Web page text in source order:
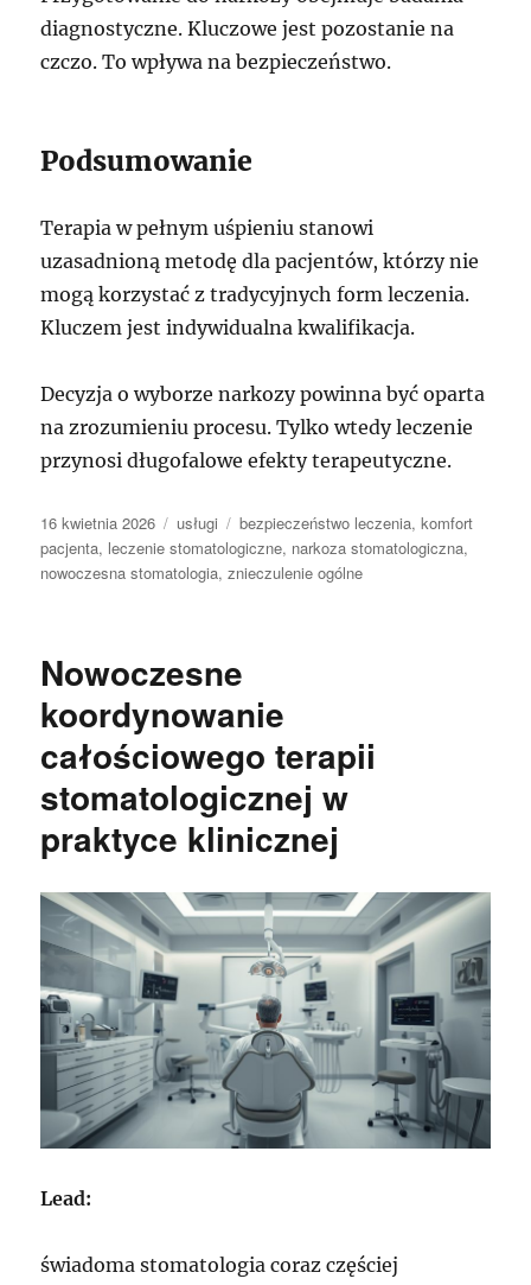
diagnostyczne. Kluczowe jest pozostanie na
czczo. To wpływa na bezpieczeństwo.
Podsumowanie
Terapia w pełnym uśpieniu stanowi
uzasadnioną metodę dla pacjentów, którzy nie
mogą korzystać z tradycyjnych form leczenia.
Kluczem jest indywidualna kwalifikacja.
Decyzja o wyborze narkozy powinna być oparta
na zrozumieniu procesu. Tylko wtedy leczenie
przynosi długofalowe efekty terapeutyczne.
Data
publikacji
16 kwietnia 2026 Kategorie
usługi Tagi
bezpieczeństwo leczenia,komfort
pacjenta, leczenie stomatologiczne, narkoza stomatologiczna,
nowoczesna stomatologia,znieczulenie ogólne
Nowoczesne
koordynowanie
całościowego terapii
stomatologicznej w
praktyce klinicznej
Lead:
świadoma stomatologia coraz częściej